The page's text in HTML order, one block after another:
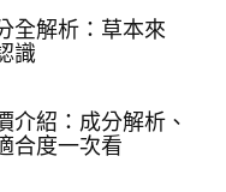
全解析：草本來
識
介紹：成分解析、
合度一次看